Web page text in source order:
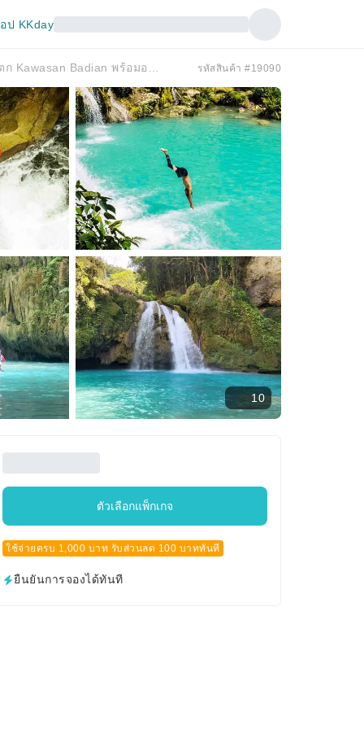
ป KKday
รหัสสินค้า #19090
10
ตัวเลือกแพ็กเกจ
ใช้จ่ายครบ 1,000 บาท รับส่วนลด 100 บาททันที
ยืนยันการจองได้ทันที